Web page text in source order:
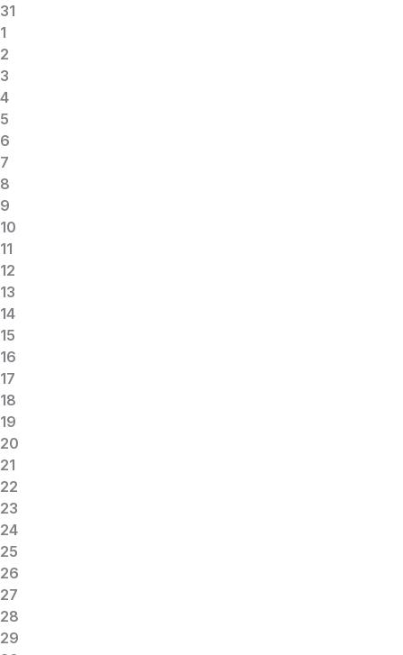
31
1
2
3
4
5
6
7
8
9
10
11
12
13
14
15
16
17
18
19
20
21
22
23
24
25
26
27
28
29